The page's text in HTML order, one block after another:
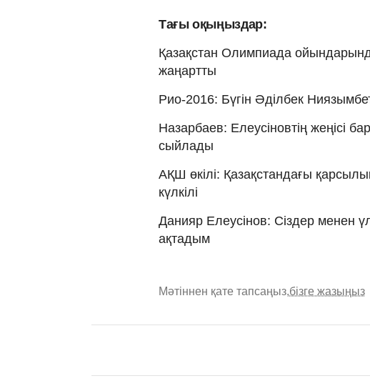
Тағы оқыңыздар:
Қазақстан Олимпиада
жаңартты
Рио-2016: Бүгін Әділбек
Назарбаев: Елеусіновтің жеңісі
сыйлады
АҚШ өкілі: Қазақстандағы
күлкілі
Данияр Елеусінов: Сіздер менен
ақтадым
Мәтіннен қате тапсаңыз,бізге жазыңыз